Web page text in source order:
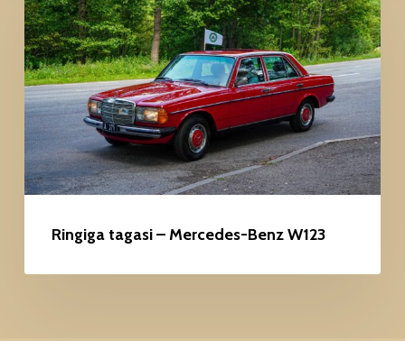
–
Mercedes-
Benz
W123
Ringiga tagasi – Mercedes-Benz W123